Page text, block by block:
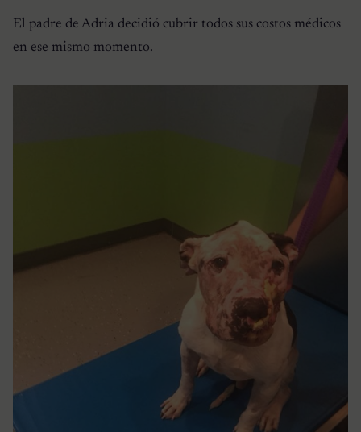
El padre de Adria decidió cubrir todos sus costos médicos
en ese mismo momento.